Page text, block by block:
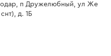
п Дружелюбный, ул Же
д. 1Б